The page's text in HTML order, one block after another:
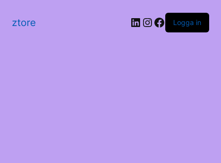
ztore LinkedIn
Instagram
Facebook
Logga in